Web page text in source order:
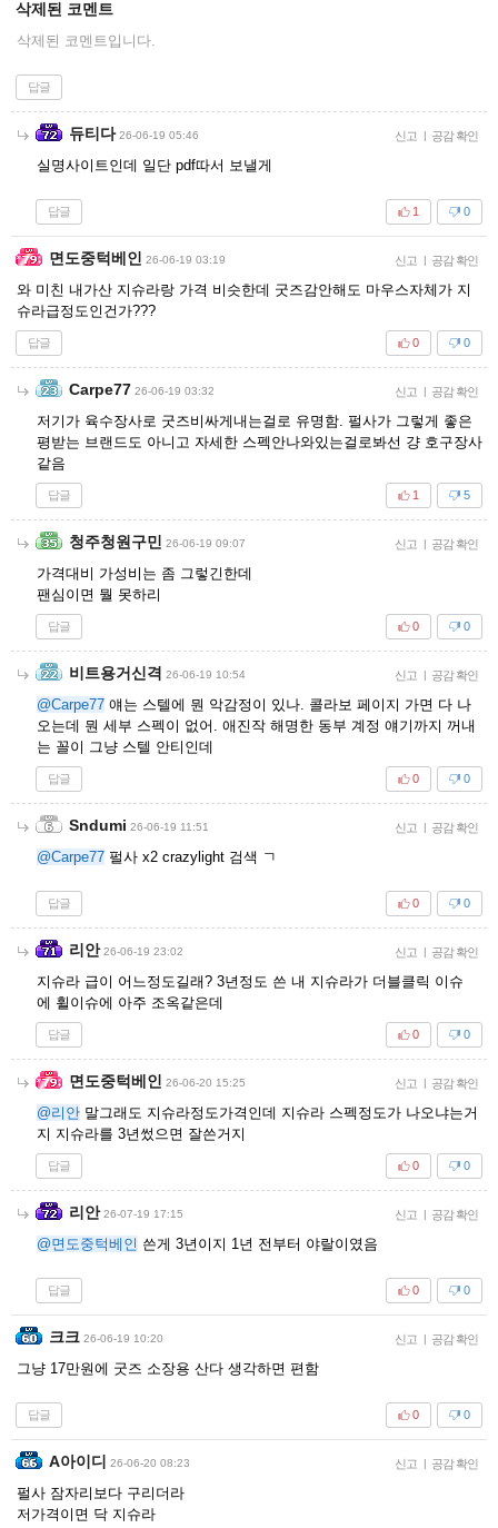
삭제된 코멘트
삭제된 코멘트입니다.
답글
듀티다 26-06-19 05:46 신고 | 공감 확인
실명사이트인데 일단 pdf따서 보낼게
답글 0
1
면도중턱베인 26-06-19 03:19 신고 | 공감 확인
와 미친 내가산 지슈라랑 가격 비슷한데 굿즈감안해도 마우스자체가 지
슈라급정도인건가???
답글 0
0
Carpe77 26-06-19 03:32 신고 | 공감 확인
저기가 육수장사로 굿즈비싸게내는걸로 유명함. 펄사가 그렇게 좋은
평받는 브랜드도 아니고 자세한 스펙안나와있는걸로봐선 걍 호구장사
같음
답글 5
1
청주청원구민 26-06-19 09:07 신고 | 공감 확인
가격대비 가성비는 좀 그렇긴한데
팬심이면 뭘 못하리
답글 0
0
비트용거신격 26-06-19 10:54 신고 | 공감 확인
@Carpe77 얘는 스텔에 뭔 악감정이 있나. 콜라보 페이지 가면 다 나
오는데 뭔 세부 스펙이 없어. 애진작 해명한 동부 계정 얘기까지 꺼내
는 꼴이 그냥 스텔 안티인데
답글 0
0
Sndumi 26-06-19 11:51 신고 | 공감 확인
@Carpe77 펄사 x2 crazylight 검색 ㄱ
답글 0
0
리안 26-06-19 23:02 신고 | 공감 확인
지슈라 급이 어느정도길래? 3년정도 쓴 내 지슈라가 더블클릭 이슈
에 휠이슈에 아주 조옥같은데
답글 0
0
면도중턱베인 26-06-20 15:25 신고 | 공감 확인
@리안 말그래도 지슈라정도가격인데 지슈라 스펙정도가 나오냐는거
지 지슈라를 3년썼으면 잘쓴거지
답글 0
0
리안 26-07-19 17:15 신고 | 공감 확인
@면도중턱베인 쓴게 3년이지 1년 전부터 야랄이였음
답글 0
0
크크 26-06-19 10:20 신고 | 공감 확인
그냥 17만원에 굿즈 소장용 산다 생각하면 편함
답글 0
0
A아이디 26-06-20 08:23 신고 | 공감 확인
펄사 잠자리보다 구리더라
저가격이면 닥 지슈라